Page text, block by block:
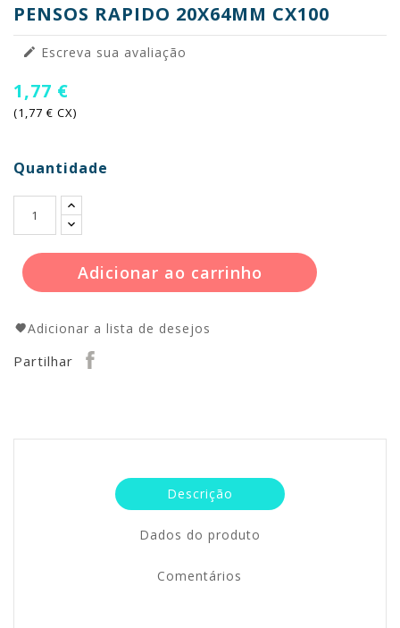
PENSOS RAPIDO 20X64MM CX100
 Escreva sua avaliação
1,77 €
(1,77 € CX)
Quantidade
Adicionar ao carrinho
Adicionar a lista de desejos
Partilhar
Descrição
Dados do produto
Comentários